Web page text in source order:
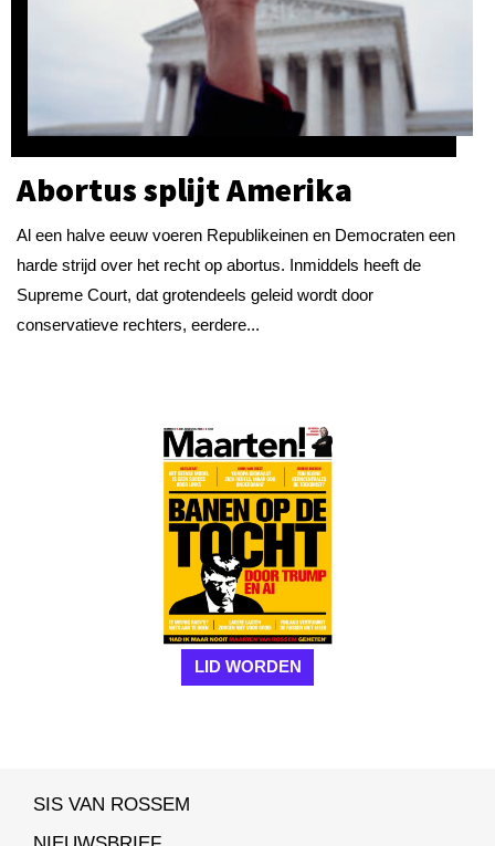
Abortus splijt Amerika
Al een halve eeuw voeren Republikeinen en Democraten een
harde strijd over het recht op abortus. Inmiddels heeft de
Supreme Court, dat grotendeels geleid wordt door
conservatieve rechters, eerdere...
LID WORDEN
SIS VAN ROSSEM